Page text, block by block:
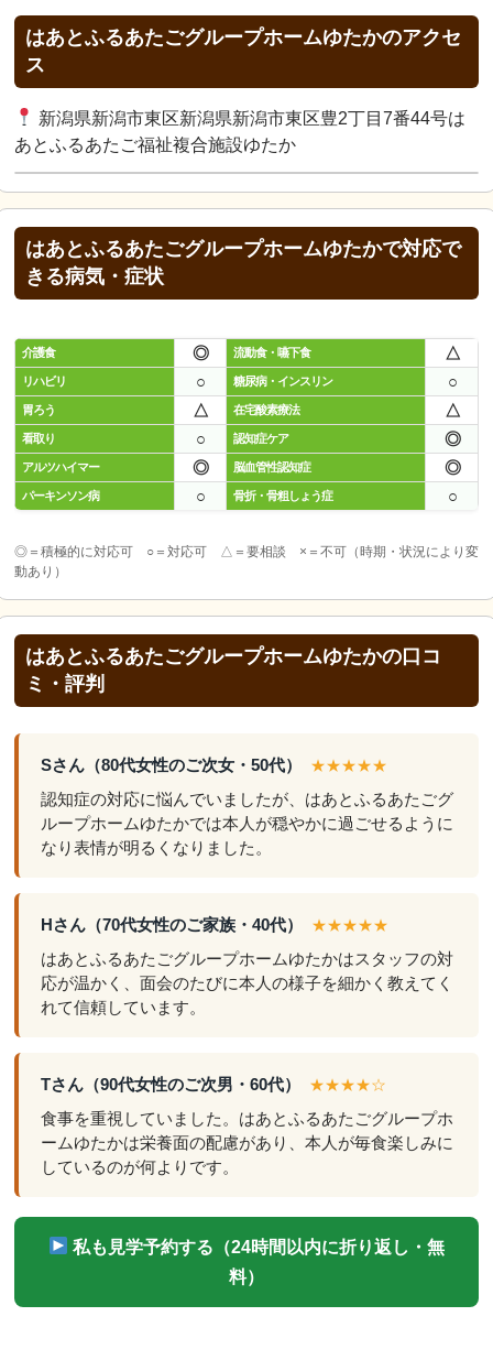
はあとふるあたごグループホームゆたかのアクセ
ス
新潟県新潟市東区新潟県新潟市東区豊2丁目7番44号は
あとふるあたご福祉複合施設ゆたか
はあとふるあたごグループホームゆたかで対応で
きる病気・症状
介護食 ◎ 流動食・嚥下食 △
リハビリ ○ 糖尿病・インスリン ○
胃ろう △ 在宅酸素療法 △
看取り ○ 認知症ケア ◎
アルツハイマー ◎ 脳血管性認知症 ◎
パーキンソン病 ○ 骨折・骨粗しょう症 ○
◎＝積極的に対応可 ○＝対応可 △＝要相談 ×＝不可（時期・状況により変
動あり）
はあとふるあたごグループホームゆたかの口コ
ミ・評判
Sさん（80代女性のご次女・50代） ★★★★★
認知症の対応に悩んでいましたが、はあとふるあたごグ
ループホームゆたかでは本人が穏やかに過ごせるように
なり表情が明るくなりました。
Hさん（70代女性のご家族・40代） ★★★★★
はあとふるあたごグループホームゆたかはスタッフの対
応が温かく、面会のたびに本人の様子を細かく教えてく
れて信頼しています。
Tさん（90代女性のご次男・60代） ★★★★☆
食事を重視していました。はあとふるあたごグループホ
ームゆたかは栄養面の配慮があり、本人が毎食楽しみに
しているのが何よりです。
私も見学予約する（24時間以内に折り返し・無
料）